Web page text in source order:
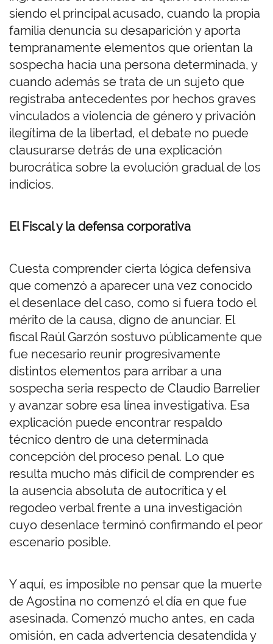
siendo el principal acusado, cuando la propia
familia denuncia su desaparición y aporta
tempranamente elementos que orientan la
sospecha hacia una persona determinada, y
cuando además se trata de un sujeto que
registraba antecedentes por hechos graves
vinculados a violencia de género y privación
ilegítima de la libertad, el debate no puede
clausurarse detrás de una explicación
burocrática sobre la evolución gradual de los
indicios.
El Fiscal y la defensa corporativa
Cuesta comprender cierta lógica defensiva
que comenzó a aparecer una vez conocido
el desenlace del caso, como si fuera todo el
mérito de la causa, digno de anunciar. El
fiscal Raúl Garzón sostuvo públicamente que
fue necesario reunir progresivamente
distintos elementos para arribar a una
sospecha seria respecto de Claudio Barrelier
y avanzar sobre esa línea investigativa. Esa
explicación puede encontrar respaldo
técnico dentro de una determinada
concepción del proceso penal. Lo que
resulta mucho más difícil de comprender es
la ausencia absoluta de autocrítica y el
regodeo verbal frente a una investigación
cuyo desenlace terminó confirmando el peor
escenario posible.
Y aquí, es imposible no pensar que la muerte
de Agostina no comenzó el día en que fue
asesinada. Comenzó mucho antes, en cada
omisión, en cada advertencia desatendida y